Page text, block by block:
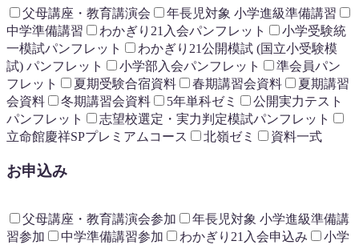
父母講座・教育講演会
年長児対象 小学進級準備講習
中学準備講習
わかぎり21入会パンフレット
小学受験統
一模試パンフレット
わかぎり21公開模試 (国立小受験模
試) パンフレット
小学部入会パンフレット
準会員パン
フレット
夏期受験合宿資料 春期講習会資料
夏期講習
会資料
冬期講習会資料 5年単科ゼミ
公開実力テスト
パンフレット
志望校選定・実力判定模試パンフレット
立命館慶祥SPプレミアムコース
北嶺ゼミ 資料一式
お申込み
父母講座・教育講演会参加
年長児対象 小学進級準備講
習参加
中学準備講習参加 わかぎり21入会申込み
小学